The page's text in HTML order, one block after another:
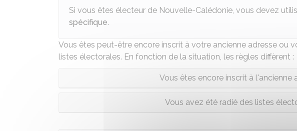
Si vous êtes électeur de Nouvelle-Calédonie, vous devez
spécifique.
Vous êtes peut-être encore inscrit à votre ancienne adresse ou
listes électorales. En fonction de la situation, les règles diffèrent :
Vous êtes encore inscrit à l'ancienne
Vous avez été radié des listes